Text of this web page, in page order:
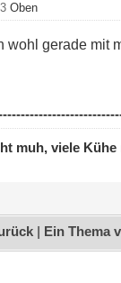
Oben
wohl gerade mit
muh, viele Kühe
| Ein Thema